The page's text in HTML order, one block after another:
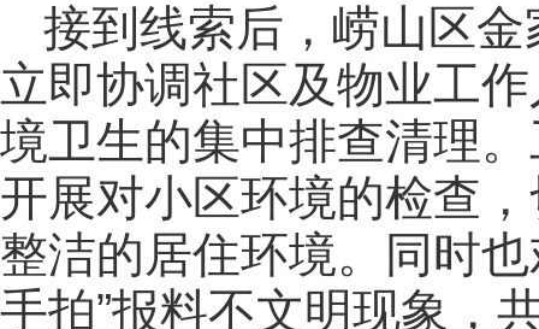
接到线索后，崂山区
立即协调社区及物业工
境卫生的集中排查清理
开展对小区环境的检查
整洁的居住环境。同时
手拍”报料不文明现象，